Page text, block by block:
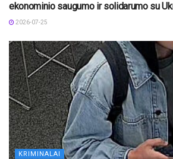
ekonominio saugumo ir solidarumo su
2026-07-25
KRIMINALAI